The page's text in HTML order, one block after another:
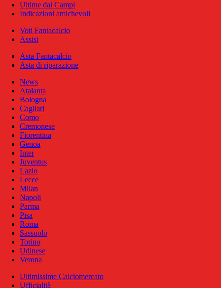
Ultime dai Campi
Indicazioni amichevoli
Voti Fantacalcio
Assist
Asta Fantacalcio
Asta di riparazione
News
Atalanta
Bologna
Cagliari
Como
Cremonese
Fiorentina
Genoa
Inter
Juventus
Lazio
Lecce
Milan
Napoli
Parma
Pisa
Roma
Sassuolo
Torino
Udinese
Verona
Ultimissime Calciomercato
Ufficialità